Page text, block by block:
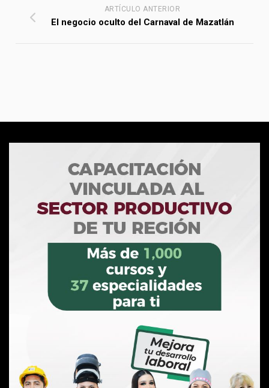
ARTÍCULO ANTERIOR
El negocio oculto del Carnaval de Mazatlán